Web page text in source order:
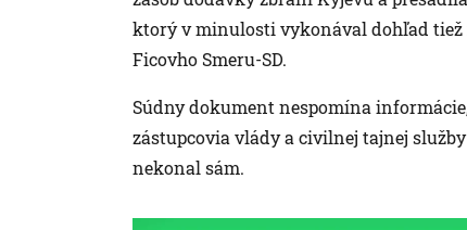
ktorý v minulosti vykonával dohľad
Ficovho Smeru-SD.
Súdny dokument nespomína
zástupcovia vlády a civilnej tajnej
nekonal sám.